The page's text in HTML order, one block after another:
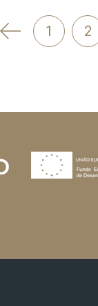
'
1 2